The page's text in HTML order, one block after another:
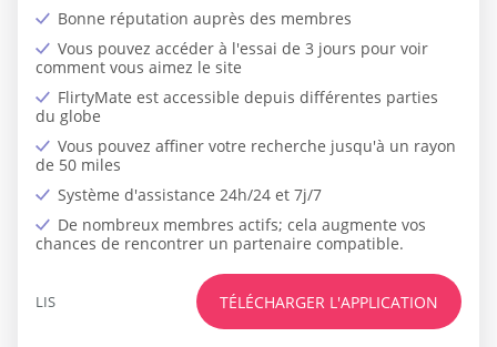
Bonne réputation auprès des membres
Vous pouvez accéder à l'essai de 3 jours pour voir
comment vous aimez le site
FlirtyMate est accessible depuis différentes parties
du globe
Vous pouvez affiner votre recherche jusqu'à un rayon
de 50 miles
Système d'assistance 24h/24 et 7j/7
De nombreux membres actifs; cela augmente vos
chances de rencontrer un partenaire compatible.
TÉLÉCHARGER L'APPLICATION
LIS